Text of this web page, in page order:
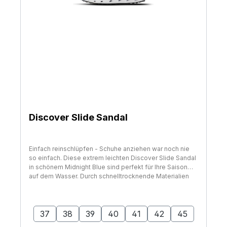
Discover Slide Sandal
Einfach reinschlüpfen - Schuhe anziehen war noch nie
so einfach. Diese extrem leichten Discover Slide Sandal
in schönem Midnight Blue sind perfekt für Ihre Saison
auf dem Wasser. Durch schnelltrocknende Materialien
nahezu alle Arten von Wasser-Aktivitäten auszuüben. Mit
perforierter Innensohle für Atmungsaktivität und griffiger
37
38 39 40 41 42 45